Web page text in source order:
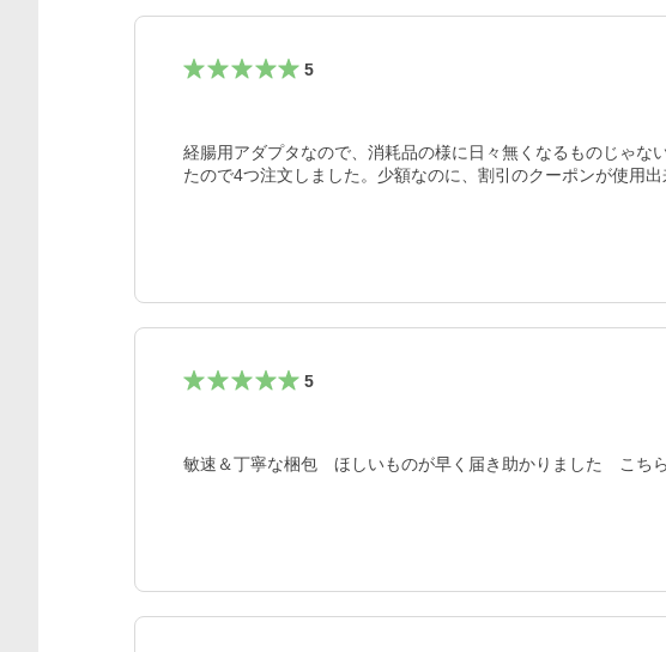
5
経腸用アダプタなので、消耗品の様に日々無くなるものじゃ
たので4つ注文しました。少額なのに、割引のクーポンが使用
5
敏速＆丁寧な梱包　ほしいものが早く届き助かりました　こち